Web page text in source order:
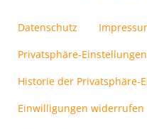
Datenschutz
Privatsphäre-
Historie der Privatsphäre-
Einwilligungen widerrufen